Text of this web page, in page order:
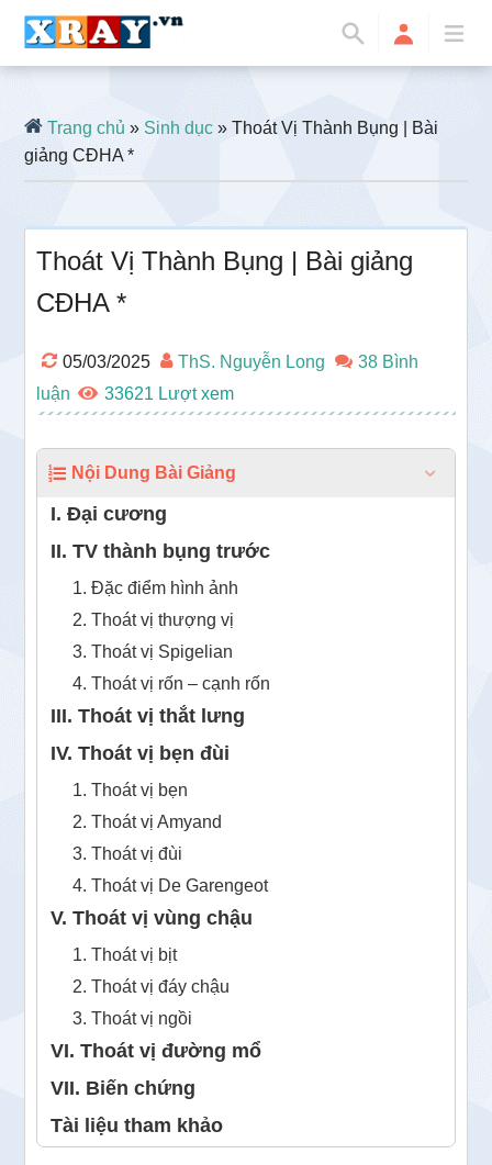
Trang chủ »Sinh dục » Thoát Vị Thành Bụng | Bài
giảng CĐHA *
Thoát Vị Thành Bụng | Bài giảng
CĐHA *
05/03/2025 ThS. Nguyễn Long
38 Bình
luận
33621
Nội Dung Bài Giảng
I. Đại cương
II. TV thành bụng trước
1. Đặc điểm hình ảnh
2. Thoát vị thượng vị
3. Thoát vị Spigelian
4. Thoát vị rốn – cạnh rốn
III. Thoát vị thắt lưng
IV. Thoát vị bẹn đùi
1. Thoát vị bẹn
2. Thoát vị Amyand
3. Thoát vị đùi
4. Thoát vị De Garengeot
V. Thoát vị vùng chậu
1. Thoát vị bịt
2. Thoát vị đáy chậu
3. Thoát vị ngồi
VI. Thoát vị đường mổ
VII. Biến chứng
Tài liệu tham khảo